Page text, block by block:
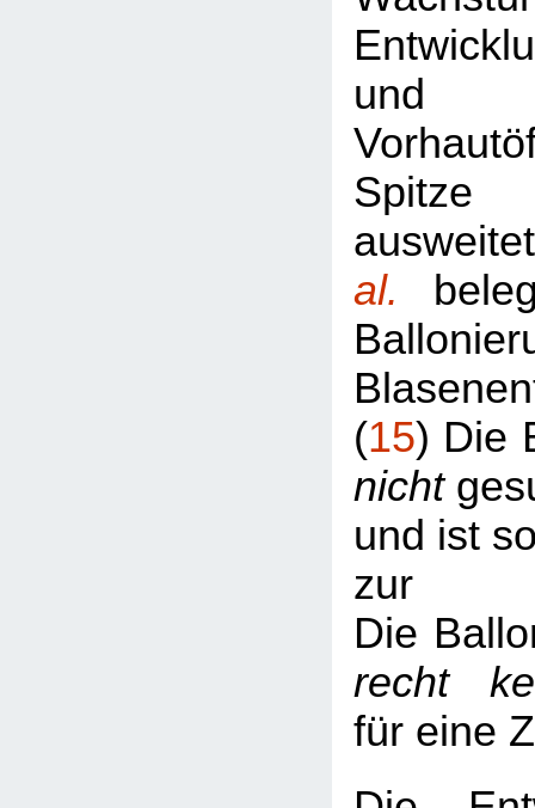
und
Spitze
al.
(15) Die
nicht
und ist
zur
Die
recht
für eine